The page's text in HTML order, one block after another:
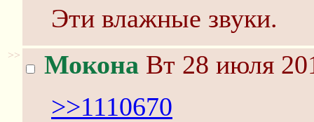
Эти влажные звуки.
>> Мокона Вт 28 июля
>>1110670